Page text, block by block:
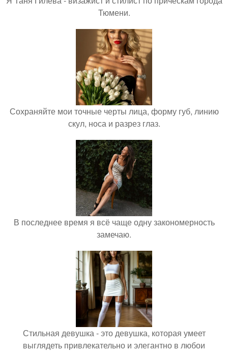
Тюмени.
Сохраняйте мои точные черты лица, форму губ, линию
скул, носа и разрез глаз.
В последнее время я всё чаще одну закономерность
замечаю.
Стильная девушка - это девушка, которая умеет
выглядеть привлекательно и элегантно в любои